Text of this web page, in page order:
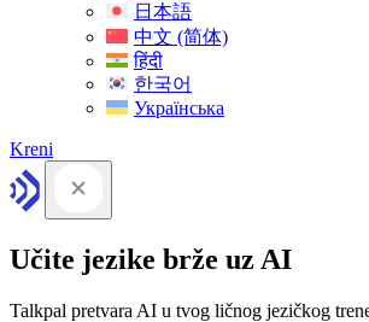
日本語
中文 (简体)
हिंदी
한국어
Українська
Kreni
Učite jezike brže uz AI
Talkpal pretvara AI u tvog ličnog jezičkog